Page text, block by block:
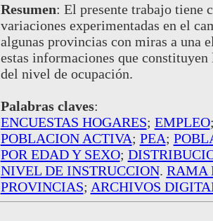
Resumen: El presente trabajo tiene
variaciones experimentadas en el
algunas provincias con miras a una
estas informaciones que
del nivel de ocupación.
Palabras claves:
ENCUESTAS HOGARES; EMPLEO
POBLACION ACTIVA; PEA;
POR EDAD Y SEXO;
NIVEL DE INSTRUCCION. RAMA
PROVINCIAS; ARCHIVOS